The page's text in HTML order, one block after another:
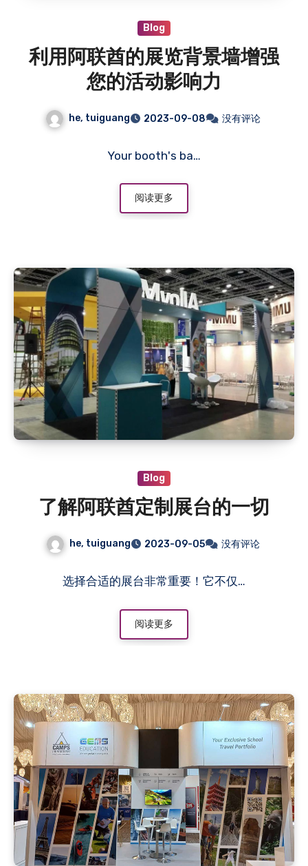
Blog
利用阿联酋的展览背景墙增强
您的活动影响力
he, tuiguang 2023-09-08 没有评论
Your booth's ba…
阅读更多
Blog
了解阿联酋定制展台的一切
he, tuiguang 2023-09-05 没有评论
选择合适的展台非常重要！它不仅…
阅读更多